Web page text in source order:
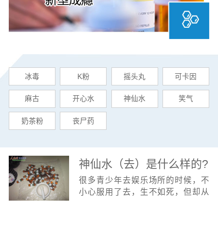
冰毒 K粉 摇头丸 可卡因
麻古 开心水 神仙水 笑气
奶茶粉 丧尸药
神仙水（去）是什么样的?
很多青少年去娱乐场所的时候，不
小心服用了去，生不如死，但却从